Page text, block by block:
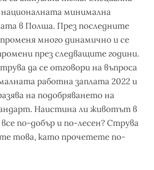
минимална
в Полша. През последните
много динамично и се
през следващите години.
да се отговори на въпроса
работна заплата 2022 и
на подобряването на
Наистина ли животът в
по-добър и по-лесен? Струва
това, като прочетете по-